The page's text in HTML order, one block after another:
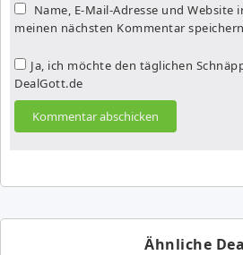
Name, E-Mail-Adresse und Website
meinen nächsten Kommentar
Ja, ich möchte den täglichen
DealGott.de
Ähnliche